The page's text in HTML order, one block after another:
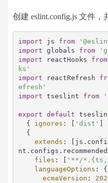
创建 eslint.config.js 文件，
import js from
import globals from
import reactHooks from
ks'
import reactRefresh
efresh'
import tseslint from
export default
  {
ignores : [ 'dist'
]
extends : [js.
nt. configs . recommended
files : [ '**/
languageOptions : {
ecmaVersion :